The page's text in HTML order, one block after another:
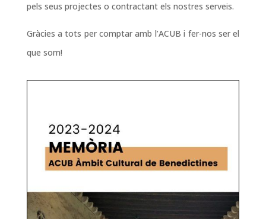
pels seus projectes o contractant els nostres serveis.
Gràcies a tots per comptar amb l’ACUB i fer-nos ser el
que som!